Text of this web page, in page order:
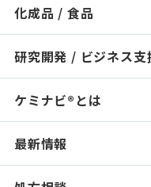
製品検索
イチオシ原料
認証 / サステナビリ
感触で選ぶ
NIKO-BEAUTY（コ
医薬品トップ
製品検索
イチオシ原料
処方検索
化成品 / 食品
化成品 / 食品トップ
製品検索
ソリューション技術
研究開発 / ビジネス支
研究開発 / ビジネス
人材育成～開放研究室
ショールームのご紹介
ケミナビ®とは
最新情報